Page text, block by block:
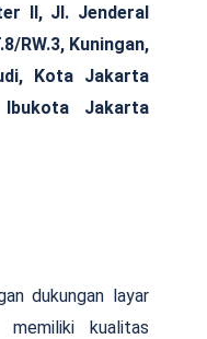
II, Jl. Jenderal
RW.3, Kuningan,
Kota Jakarta
Ibukota Jakarta
dukungan layar
kualitas